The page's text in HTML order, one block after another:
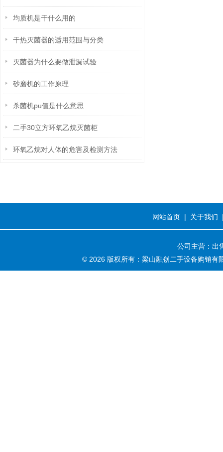
均质机是干什么用的
干热灭菌器的适用范围与分类
灭菌器为什么要做泄漏试验
砂磨机的工作原理
杀菌机pu值是什么意思
二手30立方环氧乙烷灭菌柜
环氧乙烷对人体的危害及检测方法
网站首页 | 关于我们
公司主营：出
© 2026 版权所有：梁山融创二手设备购销